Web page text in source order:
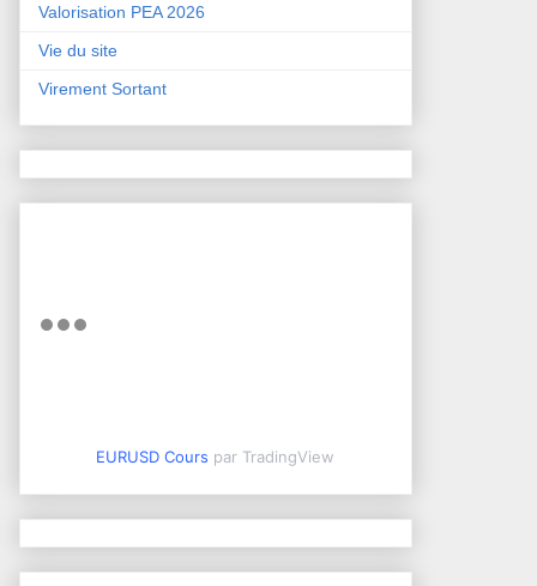
Valorisation PEA 2026
Vie du site
Virement Sortant
EURUSD Cours par TradingView